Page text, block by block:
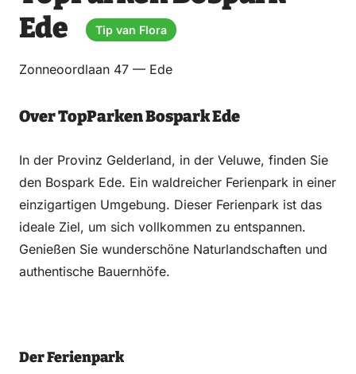
EmailWhatsApp
Facebook
LinkedIn
Ede
Tip van Flora
Zonneoordlaan 47 — Ede
Over TopParken Bospark Ede
In der Provinz Gelderland, in der Veluwe, finden Sie
den Bospark Ede. Ein waldreicher Ferienpark in einer
einzigartigen Umgebung. Dieser Ferienpark ist das
ideale Ziel, um sich vollkommen zu entspannen.
Genießen Sie wunderschöne Naturlandschaften und
authentische Bauernhöfe.
Der Ferienpark